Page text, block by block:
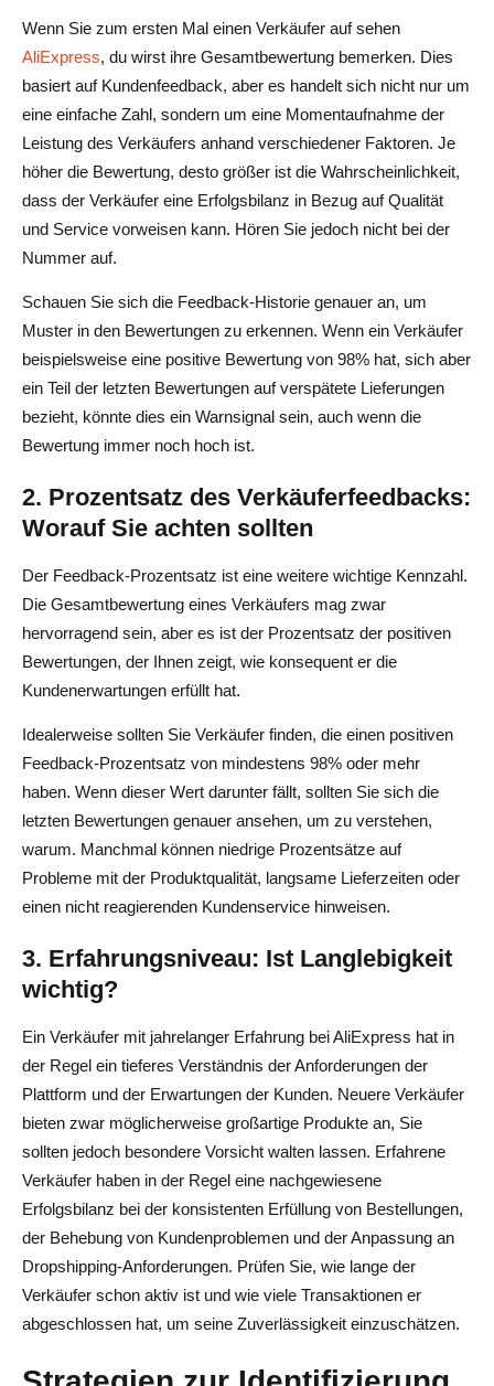
Wenn Sie zum ersten Mal einen Verkäufer auf sehen
AliExpress, du wirst ihre Gesamtbewertung bemerken. Dies
basiert auf Kundenfeedback, aber es handelt sich nicht nur um
eine einfache Zahl, sondern um eine Momentaufnahme der
Leistung des Verkäufers anhand verschiedener Faktoren. Je
höher die Bewertung, desto größer ist die Wahrscheinlichkeit,
dass der Verkäufer eine Erfolgsbilanz in Bezug auf Qualität
und Service vorweisen kann. Hören Sie jedoch nicht bei der
Nummer auf.
Schauen Sie sich die Feedback-Historie genauer an, um
Muster in den Bewertungen zu erkennen. Wenn ein Verkäufer
beispielsweise eine positive Bewertung von 98% hat, sich aber
ein Teil der letzten Bewertungen auf verspätete Lieferungen
bezieht, könnte dies ein Warnsignal sein, auch wenn die
Bewertung immer noch hoch ist.
2. Prozentsatz des Verkäuferfeedbacks:
Worauf Sie achten sollten
Der Feedback-Prozentsatz ist eine weitere wichtige Kennzahl.
Die Gesamtbewertung eines Verkäufers mag zwar
hervorragend sein, aber es ist der Prozentsatz der positiven
Bewertungen, der Ihnen zeigt, wie konsequent er die
Kundenerwartungen erfüllt hat.
Idealerweise sollten Sie Verkäufer finden, die einen positiven
Feedback-Prozentsatz von mindestens 98% oder mehr
haben. Wenn dieser Wert darunter fällt, sollten Sie sich die
letzten Bewertungen genauer ansehen, um zu verstehen,
warum. Manchmal können niedrige Prozentsätze auf
Probleme mit der Produktqualität, langsame Lieferzeiten oder
einen nicht reagierenden Kundenservice hinweisen.
3. Erfahrungsniveau: Ist Langlebigkeit
wichtig?
Ein Verkäufer mit jahrelanger Erfahrung bei AliExpress hat in
der Regel ein tieferes Verständnis der Anforderungen der
Plattform und der Erwartungen der Kunden. Neuere Verkäufer
bieten zwar möglicherweise großartige Produkte an, Sie
sollten jedoch besondere Vorsicht walten lassen. Erfahrene
Verkäufer haben in der Regel eine nachgewiesene
Erfolgsbilanz bei der konsistenten Erfüllung von Bestellungen,
der Behebung von Kundenproblemen und der Anpassung an
Dropshipping-Anforderungen. Prüfen Sie, wie lange der
Verkäufer schon aktiv ist und wie viele Transaktionen er
abgeschlossen hat, um seine Zuverlässigkeit einzuschätzen.